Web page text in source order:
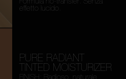
effetto lucido.
PURE RADIANT
TINTED MOISTURIZER
FINISH: Radioso, naturale